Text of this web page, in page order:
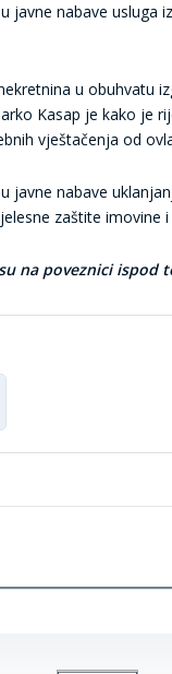
nabave usluga
u obuhvatu
Kasap je kako je
vještačenja od
nabave
zaštite imovine
na poveznici ispod